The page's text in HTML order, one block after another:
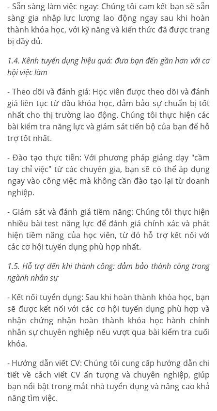
- Sẵn sàng làm việc ngay: Chúng tôi cam kết bạn sẽ sẵn
sàng gia nhập lực lượng lao động ngay sau khi hoàn
thành khóa học, với kỹ năng và kiến thức đã được trang
bị đầy đủ.
1.4. Kênh tuyển dụng hiệu quả: đưa bạn đến gần hơn với cơ
hội việc làm
- Theo dõi và đánh giá: Học viên được theo dõi và đánh
giá liên tục từ đầu khóa học, đảm bảo sự chuẩn bị tốt
nhất cho thị trường lao động. Chúng tôi thực hiện các
bài kiểm tra năng lực và giám sát tiến bộ của bạn để hỗ
trợ tốt nhất.
- Đào tạo thực tiễn: Với phương pháp giảng dạy "cầm
tay chỉ việc" từ các chuyên gia, bạn sẽ có thể áp dụng
ngay vào công việc mà không cần đào tạo lại từ doanh
nghiệp.
- Giám sát và đánh giá tiềm năng: Chúng tôi thực hiện
nhiều bài test năng lực để đánh giá chính xác và phát
hiện tiềm năng của học viên, từ đó hỗ trợ kết nối với
các cơ hội tuyển dụng phù hợp nhất.
1.5. Hỗ trợ đến khi thành công: đảm bảo thành công trong
ngành nhân sự
- Kết nối tuyển dụng: Sau khi hoàn thành khóa học, bạn
sẽ được kết nối với các cơ hội tuyển dụng phù hợp và
nhận chứng nhận hoàn thành khóa học hành chính
nhân sự chuyên nghiệp nếu vượt qua bài kiểm tra cuối
khóa.
- Hướng dẫn viết CV: Chúng tôi cung cấp hướng dẫn chi
tiết về cách viết CV ấn tượng và chuyên nghiệp, giúp
bạn nổi bật trong mắt nhà tuyển dụng và nâng cao khả
năng tìm việc.